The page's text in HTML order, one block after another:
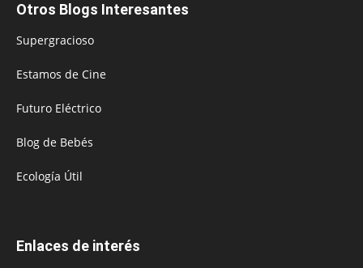
Otros Blogs Interesantes
Supergracioso
Estamos de Cine
Futuro Eléctrico
Blog de Bebés
Ecología Útil
Enlaces de interés